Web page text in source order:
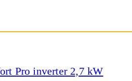
Pro inverter 2,7 kW